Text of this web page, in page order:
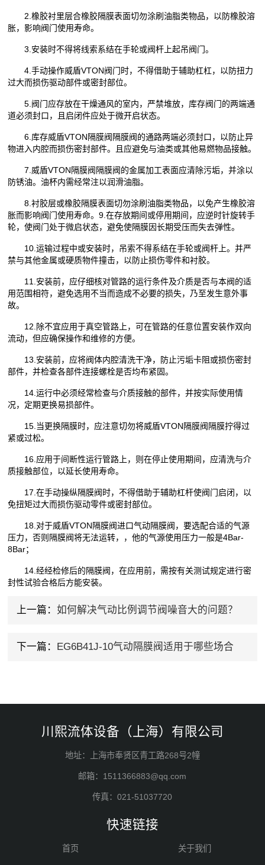
2.橡胶衬里层合橡胶隔膜表面切勿涂刷油脂类物品，以防橡胶溶
胀，影响阀门使用寿命。
3.安装时不得将线索系结在手轮或阀杆上起吊阀门。
4.手动操作威盾VTON阀门时，不得借助于辅助杠杠，以防扭力
过大而损伤驱动部件或密封部位。
5.阀门应存放在干燥通风的室内，严禁堆放，库存阀门的两端通
道必须封口，且启闭件应处于微开启状态。
6.库存威盾VTON隔膜阀隔膜阀的通路两端必须封口，以防止异
物进入内腔而损伤密封部件。且应避免与油类或其他易燃物品接触。
7.威盾VTON隔膜阀隔膜阀的金属加工表面应清除污垢，并涂以
防锈油。油杯内需经常注以润滑油脂。
8.衬胶层或橡胶隔膜表面切勿涂刷油脂类物品，以免产生橡胶溶
胀而影响阀门使用寿命。9.在存放期间或停用期间，应逆时针旋转手
轮，使阀门处于微启状态，避免使隔膜因长期受压而失去弹性。
10.运输过程中或安装时，吊索不得系结在手轮或阀杆上。并严
禁与其他金属或硬质物件撞击，以防止损伤零件和衬胶。
11.安装前，应仔细核对管路的运行条件及介质是否与本阀的适
用范围相符，避免选用不当而造成不必要的损失，乃至发生意外事
故。
12.除不宜应用于真空管路上，可在管路的任意位置安装作双向
流动，但应确保操作和维修的方便。
13.安装前，应将阀体内腔清洗干净，防止污垢卡阻或损伤密封
部件，并检查各部件连接螺栓是否均布紧固。
14.运行中必须经常检查与介质接触的部件，并按实际使用情
况，定期更换易损部件。
15.当更换隔膜时，应注意切勿将威盾VTON隔膜阀隔膜拧得过
紧或过松。
16.应用于间断性运行管路上，则在停止使用期间，应清洗与介
质接触部位，以延长使用寿命。
17.在手动操纵隔膜阀时，不得借助于辅助杠杆使阀门启闭，以
免扭矩过大而损伤驱动零件或密封部位。
18.对于威盾VTON隔膜阀进口气动隔膜阀，要选配合适的气源
压力，否则隔膜阀将无法运转，，他的气源使用压力一般是4Bar-
8Bar；
14.经经检修后的隔膜阀，在应用前，需按有关测试规定进行密
封性试验合格后方能安装。
上一篇： 如何解决气动比例调节阀噪音大的问题？
下一篇： EG6B41J-10气动隔膜阀适用于哪些场合
川熙流体设备（上海）有限公司
地址：上海市奉贤区青工路268号2幢
邮箱：1511366883@qq.com
传真：021-51037720
快速链接
首页 关于我们